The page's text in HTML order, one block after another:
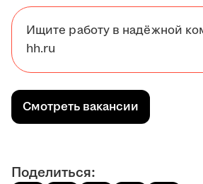
Ищите работу в надёжной
hh.ru
Смотреть вакансии
Поделиться: